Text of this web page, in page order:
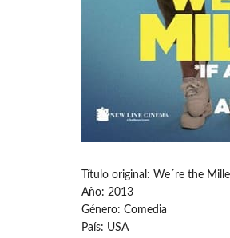
Título original: We´re the
Año: 2013
Género: Comedia
País: USA